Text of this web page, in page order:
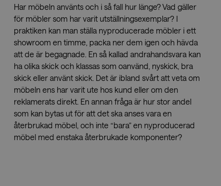
Har möbeln använts och i så fall hur länge? Vad gäller
för möbler som har varit utställningsexemplar? I
praktiken kan man ställa nyproducerade möbler i ett
showroom en timme, packa ner dem igen och hävda
att de är begagnade. En så kallad andrahandsvara kan
ha olika skick och klassas som oanvänd, nyskick, bra
skick eller använt skick. Det är ibland svårt att veta om
möbeln ens har varit ute hos kund eller om den
reklamerats direkt. En annan fråga är hur stor andel
som kan bytas ut för att det ska anses vara en
återbrukad möbel, och inte “bara” en nyproducerad
möbel med enstaka återbrukade komponenter?